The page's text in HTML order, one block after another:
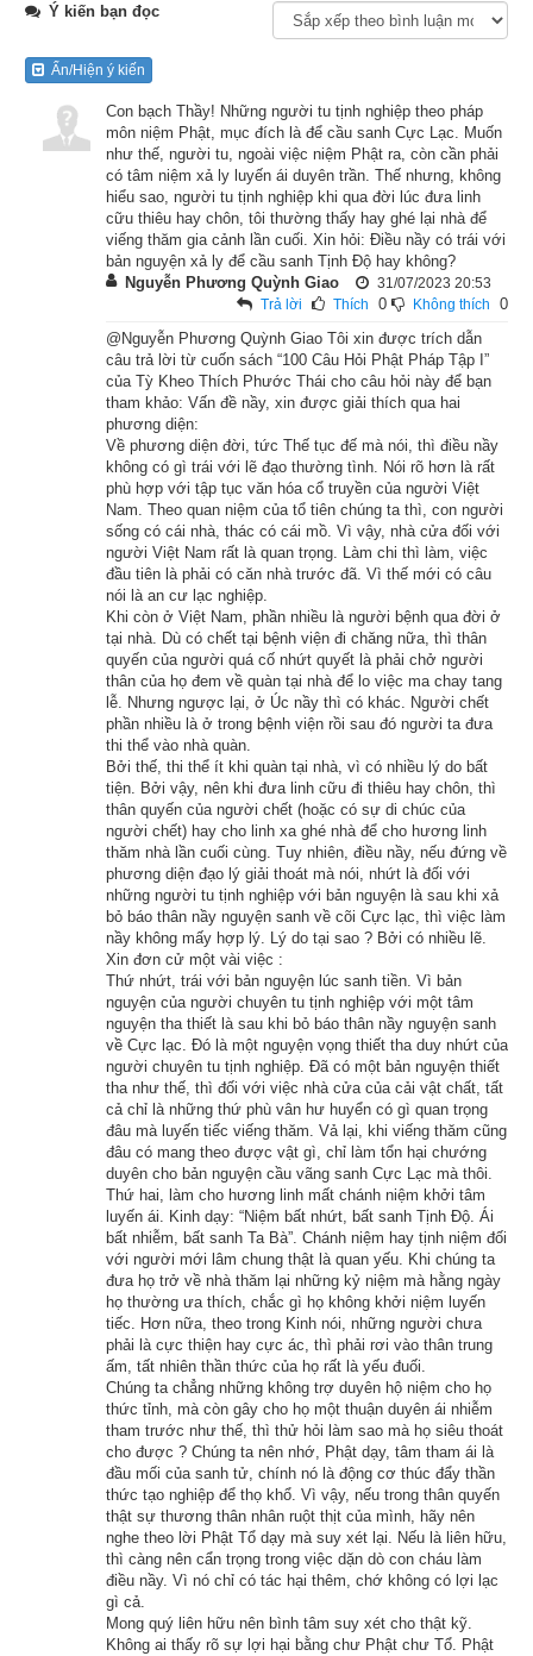
Lúc đức Phật còn ở cõi người, có một thời sinh ra làm một vị
một quả núi hoang.
Ngài công phu tu hành rất tinh tấn, trong tâm không còn chút
quái ngại, đối với tất cả mọi vinh hoa phú quý của thế gian
ngài không còn chút ham thích, hằng ngày chỉ hái trái cây ăn
qua bữa trong những năm cuối của cuộc đời.
Chỗ ngài tu có một con rắn độc, mỗi ngày nhìn vị tiên nhân
ngũ thông tu hành, nó cảm động nên xin quy y với ngài.
Con rắn độc quy y rồi thì ở lại phục dịch hầu hạ ngài, mỗi ngày
miệng ngậm nước sạch phun xuống đất và lấy rễ cỏ quét bụi,
làm những thứ lặt vặt trong nhà cho ngài. Nó cứ luẩn quẩn
bên cạnh vị tiên nhân ngũ thông nghe pháp, không chịu rời xa
Ngày lại ngày qua, mùa hạ, mùa thu qua đi, bước sang mùa
đông lạnh lẽo, vị tiên nhân ngũ thông nghĩ rằng hoa quả không
còn nữa, nay phải xuống núi tìm thức ăn thôi!
Khi rắn độc thấy vị tiên nhân ngũ thông sắp bỏ đi, liền buồn bã
nước mắt tuôn ràn rụa. Vị tiên nhân ngũ thông thấy thế động
– Con là rắn độc, nếu ta đem con đi với ta, người ta thấy con
thì sẽ muốn giết hại. Thôi con hãy ở đây yên tĩnh tu hành, thế
nào ta cũng sẽ trở về, con hãy an tâm đừng đi đâu hết, thầy
trò mình sẽ còn gặp nhau!
Tiên nhân nói xong lên đường ngay. Con rắn độc khóc hoài
không ngừng, nó bò lên một ngọn cây cao chót vót để có thể
nhìn thật xa, ngóng trông tiên nhân trở về. Nhưng chờ hoài
không thấy ngài về, nó buồn tủi cho thân phận mình, bỗng
nhiên từ trên cây rớt xuống, chưa chạm đất đã rơi xuống một
cành cây giữa đường và bị cắt đứt làm hai đoạn chết mất.
Rắn độc vừa chết liền sinh lên cung trời Đâu Suất, và vừa tái
sinh là đã nhớ ngay đến kiếp trước của mình.
Nhớ ơn kiếp làm rắn, vị thiên nhân này mới đưa một số thiên
nữ tay cầm hoa hương xuống chỗ cũ rắc hoa lên thân rắn, và
đem hoa hương đến chỗ của tiên nhân ngũ thông cúng dường
để báo đáp ân đức của ngài đối với mình.
Có thiện tâm, chịu học pháp, ngay một con rắn độc mà còn có
thể sinh lên cõi trời huống chi là con người.
Người nào cũng thế, đừng thấy việc thiện nhỏ rồi chê mà
không làm, vì một niệm tâm thiện là hạt giống của sự thành
Phật trong tương lai. Trừ ác, tu thiện chính là phương pháp để
thoát khổ vậy.
Hãy ủng hộ website bằng cách truy cập lịch vạn niên trên
xemvm.com. Lịch vạn niên của chúng tôi không chỉ có các
tính năng cơ bản như đổi lịch dương sang lịch âm,
lịch tiết khí, xem ngày giờ Hoàng Đạo – Hắc Đạo , xem
Ý kiến bạn đọc
Ẩn/Hiện ý kiến
Con bạch Thầy! Những người tu tịnh nghiệp theo pháp
môn niệm Phật, mục đích là để cầu sanh Cực Lạc. Muốn
như thế, người tu, ngoài việc niệm Phật ra, còn cần phải
có tâm niệm xả ly luyến ái duyên trần. Thế nhưng, không
hiểu sao, người tu tịnh nghiệp khi qua đời lúc đưa linh
cữu thiêu hay chôn, tôi thường thấy hay ghé lại nhà để
viếng thăm gia cảnh lần cuối. Xin hỏi: Điều nầy có trái với
bản nguyện xả ly để cầu sanh Tịnh Độ hay không?
Nguyễn Phương Quỳnh Giao
Trả lời Thích 0 Không thích 0
31/07/2023 20:53
@Nguyễn Phương Quỳnh Giao Tôi xin được trích dẫn
câu trả lời từ cuốn sách “100 Câu Hỏi Phật Pháp Tập I”
của Tỳ Kheo Thích Phước Thái cho câu hỏi này để bạn
tham khảo: Vấn đề nầy, xin được giải thích qua hai
phương diện:
Về phương diện đời, tức Thế tục đế mà nói, thì điều nầy
không có gì trái với lẽ đạo thường tình. Nói rõ hơn là rất
phù hợp với tập tục văn hóa cổ truyền của người Việt
Nam. Theo quan niệm của tổ tiên chúng ta thì, con người
sống có cái nhà, thác có cái mồ. Vì vậy, nhà cửa đối với
người Việt Nam rất là quan trọng. Làm chi thì làm, việc
đầu tiên là phải có căn nhà trước đã. Vì thế mới có câu
nói là an cư lạc nghiệp.
Khi còn ở Việt Nam, phần nhiều là người bệnh qua đời ở
tại nhà. Dù có chết tại bệnh viện đi chăng nữa, thì thân
quyến của người quá cố nhứt quyết là phải chở người
thân của họ đem về quàn tại nhà để lo việc ma chay tang
lễ. Nhưng ngược lại, ở Úc nầy thì có khác. Người chết
phần nhiều là ở trong bệnh viện rồi sau đó người ta đưa
thi thể vào nhà quàn.
Bởi thế, thi thể ít khi quàn tại nhà, vì có nhiều lý do bất
tiện. Bởi vậy, nên khi đưa linh cữu đi thiêu hay chôn, thì
thân quyến của người chết (hoặc có sự di chúc của
người chết) hay cho linh xa ghé nhà để cho hương linh
thăm nhà lần cuối cùng. Tuy nhiên, điều nầy, nếu đứng về
phương diện đạo lý giải thoát mà nói, nhứt là đối với
những người tu tịnh nghiệp với bản nguyện là sau khi xả
bỏ báo thân nầy nguyện sanh về cõi Cực lạc, thì việc làm
nầy không mấy hợp lý. Lý do tại sao ? Bởi có nhiều lẽ.
Xin đơn cử một vài việc :
Thứ nhứt, trái với bản nguyện lúc sanh tiền. Vì bản
nguyện của người chuyên tu tịnh nghiệp với một tâm
nguyện tha thiết là sau khi bỏ báo thân nầy nguyện sanh
về Cực lạc. Đó là một nguyện vọng thiết tha duy nhứt của
người chuyên tu tịnh nghiệp. Đã có một bản nguyện thiết
tha như thế, thì đối với việc nhà cửa của cải vật chất, tất
cả chỉ là những thứ phù vân hư huyển có gì quan trọng
đâu mà luyến tiếc viếng thăm. Vả lại, khi viếng thăm cũng
đâu có mang theo được vật gì, chỉ làm tổn hại chướng
duyên cho bản nguyện cầu vãng sanh Cực Lạc mà thôi.
Thứ hai, làm cho hương linh mất chánh niệm khởi tâm
luyến ái. Kinh dạy: “Niệm bất nhứt, bất sanh Tịnh Độ. Ái
bất nhiễm, bất sanh Ta Bà”. Chánh niệm hay tịnh niệm đối
với người mới lâm chung thật là quan yếu. Khi chúng ta
đưa họ trở về nhà thăm lại những kỷ niệm mà hằng ngày
họ thường ưa thích, chắc gì họ không khởi niệm luyến
tiếc. Hơn nữa, theo trong Kinh nói, những người chưa
phải là cực thiện hay cực ác, thì phải rơi vào thân trung
ấm, tất nhiên thần thức của họ rất là yếu đuối.
Chúng ta chẳng những không trợ duyên hộ niệm cho họ
thức tỉnh, mà còn gây cho họ một thuận duyên ái nhiễm
tham trước như thế, thì thử hỏi làm sao mà họ siêu thoát
cho được ? Chúng ta nên nhớ, Phật dạy, tâm tham ái là
đầu mối của sanh tử, chính nó là động cơ thúc đẩy thần
thức tạo nghiệp để thọ khổ. Vì vậy, nếu trong thân quyến
thật sự thương thân nhân ruột thịt của mình, hãy nên
nghe theo lời Phật Tổ dạy mà suy xét lại. Nếu là liên hữu,
thì càng nên cẩn trọng trong việc dặn dò con cháu làm
điều nầy. Vì nó chỉ có tác hại thêm, chớ không có lợi lạc
gì cả.
Mong quý liên hữu nên bình tâm suy xét cho thật kỹ.
Không ai thấy rõ sự lợi hại bằng chư Phật chư Tổ. Phật